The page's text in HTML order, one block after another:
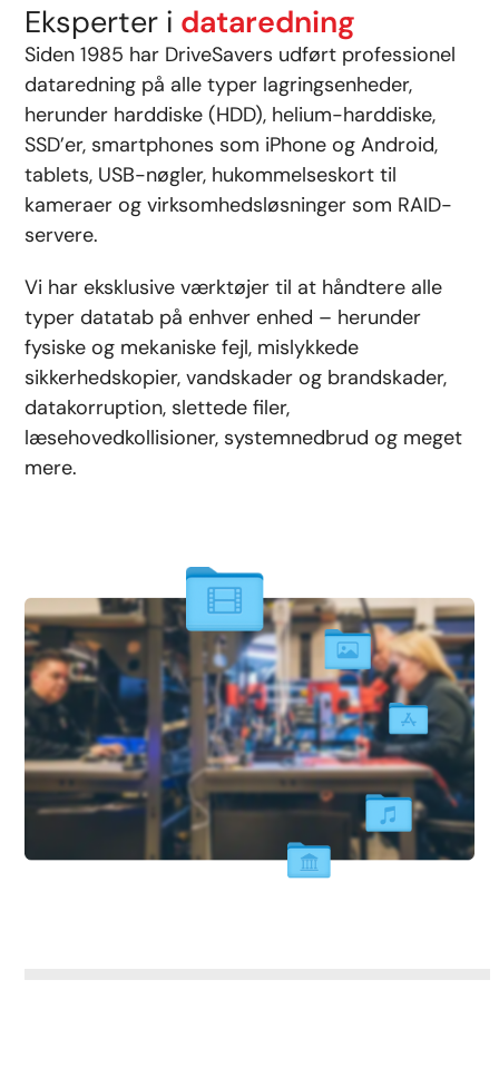
Eksperter i dataredning
Siden 1985 har DriveSavers udført professionel
dataredning på alle typer lagringsenheder,
herunder harddiske (HDD), helium-harddiske,
SSD’er, smartphones som iPhone og Android,
tablets, USB-nøgler, hukommelseskort til
kameraer og virksomhedsløsninger som RAID-
servere.
Vi har eksklusive værktøjer til at håndtere alle
typer datatab på enhver enhed – herunder
fysiske og mekaniske fejl, mislykkede
sikkerhedskopier, vandskader og brandskader,
datakorruption, slettede filer,
læsehovedkollisioner, systemnedbrud og meget
mere.